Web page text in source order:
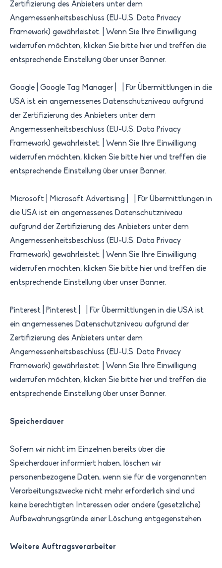
Zertifizierung des Anbieters unter dem
Angemessenheitsbeschluss (EU-U.S. Data Privacy
Framework) gewährleistet.​ | Wenn Sie Ihre Einwilligung
widerrufen möchten, klicken Sie bitte hier und treffen die
entsprechende Einstellung über unser Banner.
Google | Google Tag Manager | | ​Für Übermittlungen in die
USA ist ein angemessenes Datenschutzniveau aufgrund
der Zertifizierung des Anbieters unter dem
Angemessenheitsbeschluss (EU-U.S. Data Privacy
Framework) gewährleistet.​ | Wenn Sie Ihre Einwilligung
widerrufen möchten, klicken Sie bitte hier und treffen die
entsprechende Einstellung über unser Banner.​
Microsoft | Microsoft Advertising | | Für Übermittlungen in
die USA ist ein angemessenes Datenschutzniveau
aufgrund der Zertifizierung des Anbieters unter dem
Angemessenheitsbeschluss (EU-U.S. Data Privacy
Framework) gewährleistet.​ | Wenn Sie Ihre Einwilligung
widerrufen möchten, klicken Sie bitte hier und treffen die
entsprechende Einstellung über unser Banner.
Pinterest | Pinterest | | Für Übermittlungen in die USA ist
ein angemessenes Datenschutzniveau aufgrund der
Zertifizierung des Anbieters unter dem
Angemessenheitsbeschluss (EU-U.S. Data Privacy
Framework) gewährleistet. | Wenn Sie Ihre Einwilligung
widerrufen möchten, klicken Sie bitte hier und treffen die
entsprechende Einstellung über unser Banner.
Speicherdauer
Sofern wir nicht im Einzelnen bereits über die
Speicherdauer informiert haben, löschen wir
personenbezogene Daten, wenn sie für die vorgenannten
Verarbeitungszwecke nicht mehr erforderlich sind und
keine berechtigten Interessen oder andere (gesetzliche)
Aufbewahrungsgründe einer Löschung entgegenstehen.
Weitere Auftragsverarbeiter